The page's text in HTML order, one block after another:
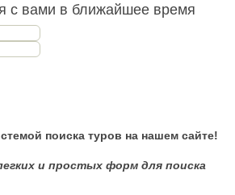
с вами в ближайшее время
поиска туров на нашем сайте!
и простых форм для поиска